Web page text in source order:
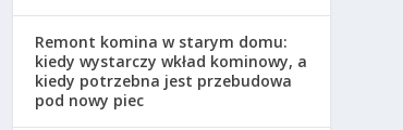
Remont komina w starym domu:
kiedy wystarczy wkład kominowy, a
kiedy potrzebna jest przebudowa
pod nowy piec